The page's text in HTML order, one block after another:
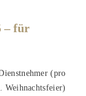
– für
(pro
Weihnachtsfeier)